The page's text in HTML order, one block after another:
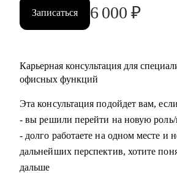
Записаться 6 000 ₽
Карьерная консультация для
офисных функций
Эта консультация подойдет вам,
- вы решили перейти на новую
- долго работаете на одном месте и
дальнейших перспектив, хотите
дальше